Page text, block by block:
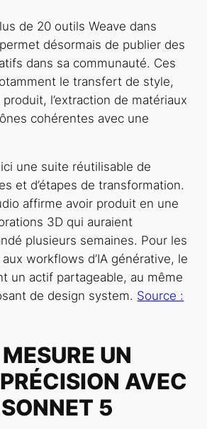
de 20 outils Weave dans
désormais de publier des
dans sa communauté. Ces
le transfert de style,
l’extraction de matériaux
cohérentes avec une
une suite réutilisable de
et d’étapes de transformation.
affirme avoir produit en une
3D qui auraient
plusieurs semaines. Pour les
workflows d’IA générative, le
un actif partageable, au même
de design system. Source :
UN
AVEC
5